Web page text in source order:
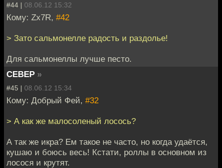
#44 | 08.06.12 15:32
Кому: Zx7R, #42
> Зато сальмонелле радость и раздолье!
Для сальмонеллы лучше песто.
CEBEP »
#45 | 08.06.12 15:34
Кому: Добрый Фей, #32
> А как же малосоленый лосось?
А так же икра? Ем такое не часто, но когда удаётся,
кушаю и боюсь весь! Кстати, роллы в основном из
лосося и крутят.